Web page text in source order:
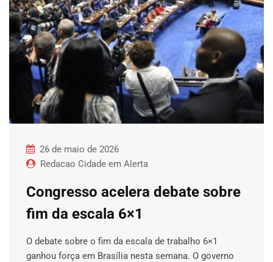
26 de maio de 2026
Redacao Cidade em Alerta
Congresso acelera debate sobre
fim da escala 6×1
O debate sobre o fim da escala de trabalho 6×1
ganhou força em Brasília nesta semana. O governo